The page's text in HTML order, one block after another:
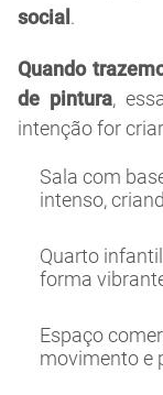
social.
Quando
de pintura,
intenção for
Sala com
intenso,
Quarto
forma
Espaço
movimento e